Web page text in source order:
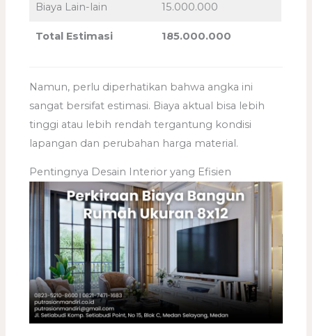
Biaya Lain-lain 15.000.000
Total Estimasi 185.000.000
Namun, perlu diperhatikan bahwa angka ini
sangat bersifat estimasi. Biaya aktual bisa lebih
tinggi atau lebih rendah tergantung kondisi
lapangan dan perubahan harga material.
Pentingnya Desain Interior yang Efisien